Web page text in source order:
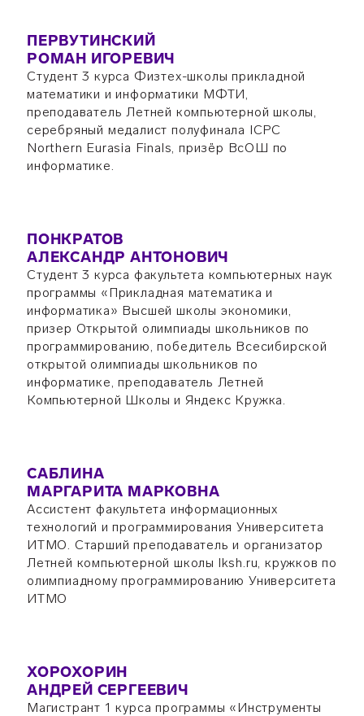
ПЕРВУТИНСКИЙ
РОМАН ИГОРЕВИЧ
Студент 3 курса Физтех-школы прикладной
математики и информатики МФТИ,
преподаватель Летней компьютерной школы,
серебряный медалист полуфинала ICPC
Northern Eurasia Finals, призёр ВсОШ по
информатике.
ПОНКРАТОВ
АЛЕКСАНДР АНТОНОВИЧ
Студент 3 курса факультета компьютерных наук
программы «Прикладная математика и
информатика» Высшей школы экономики,
призер Открытой олимпиады школьников по
программированию, победитель Всесибирской
открытой олимпиады школьников по
информатике, преподаватель Летней
Компьютерной Школы и Яндекс Кружка.
САБЛИНА
МАРГАРИТА МАРКОВНА
Ассистент факультета информационных
технологий и программирования Университета
ИТМО. Старший преподаватель и организатор
Летней компьютерной школы lksh.ru, кружков по
олимпиадному программированию Университета
ИТМО
ХОРОХОРИН
АНДРЕЙ СЕРГЕЕВИЧ
Магистрант 1 курса программы «Инструменты